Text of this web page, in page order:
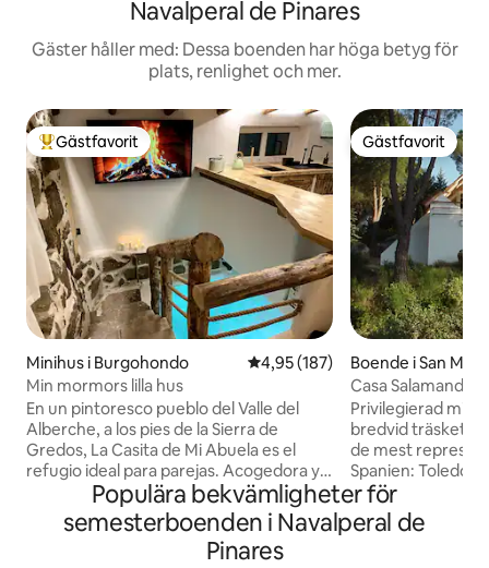
Navalperal de Pinares
Gäster håller med: Dessa boenden har höga betyg för
plats, renlighet och mer.
Populär gästfavorit
Gästfavorit
Minihus i Burgohondo 4,95 av 5 i genomsnittligt
4,95 (187)
Min mormors lilla hus
En un pintoresco pueblo del Valle del
Alberche, a los pies de la Sierra de
Gredos, La Casita de Mi Abuela es el
refugio ideal para parejas. Acogedora y
única, cuenta con piscina climatizada
con hidromasaje en su interior, perfecto
para relajarse y disfrutar. Rodeada de
rutas de senderismo y cerca del río
Gästfavorit
Gästfavorit
Boende i San
eiglesias
Casa
bredvid träsket
Privilegierad
bredvid träsket,
de mest
Spanien: Toledo,
Mycket
ett A, med
med utsikt över
Populära bekvämligheter för
semesterboenden i Navalperal de
Pinares